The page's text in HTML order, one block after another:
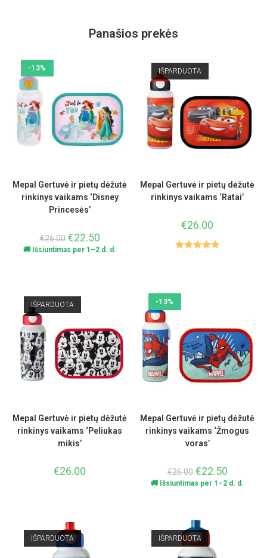
Panašios prekės
-13%
Mepal Gertuvė ir pietų dėžutė
rinkinys vaikams ‘Disney
Princesės’
€26.00 €22.50
🚚 Išsiuntimas per 1–2 d. d.
IŠPARDUOTA
Mepal Gertuvė ir pietų dėžutė
rinkinys vaikams ‘Ratai’
€26.00
IŠPARDUOTA
Mepal Gertuvė ir pietų dėžutė
rinkinys vaikams ‘Peliukas
mikis’
€26.00
-13%
Mepal Gertuvė ir pietų dėžutė
rinkinys vaikams ‘Žmogus
voras’
€26.00 €22.50
🚚 Išsiuntimas per 1–2 d. d.
IŠPARDUOTA IŠPARDUOTA